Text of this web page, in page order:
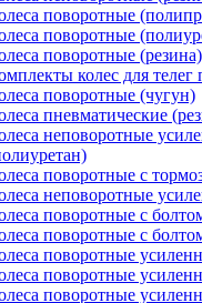
поворотные
поворотные
поворотные (резина)
колес для
поворотные (чугун)
пневматические
неповоротные
поворотные c
неповоротные
поворотные с
поворотные с
поворотные
поворотные
поворотные